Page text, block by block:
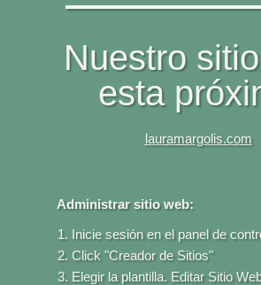
Nuestro
esta
lauramargolis.com
Administrar sitio web:
Inicie sesión en el panel de
Click "Creador de Sitios"
Elegir la plantilla. Editar Sitio